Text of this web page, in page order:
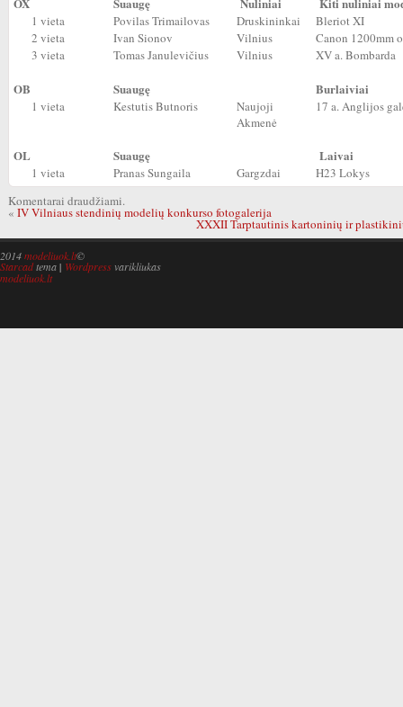
1 vieta Povilas Trimailovas Druskininkai
Bleriot XI
2 vieta
Ivan Sionov Vilnius
Canon 1200mm
3 vieta
Tomas Janulevičius Vilnius XV a. Bombarda
OB Suaugę Burlaiviai
1 vieta Kestutis Butnoris
Naujoji
Akmenė
17 a. Anglijos
OL Suaugę Laivai
1 vieta Pranas Sungaila Gargzdai
H23 Lokys
Komentarai draudžiami.
« IV Vilniaus stendinių modelių konkurso fotogalerija
XXXII Tarptautinis kartoninių ir
2014modeliuok.lt©
Starcadtema| Wordpress varikliukas
modeliuok.lt